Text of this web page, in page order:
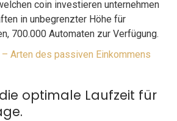
coin investieren unternehmen
in unbegrenzter Höhe für
700.000 Automaten zur Verfügung.
Arten des passiven Einkommens
optimale Laufzeit für